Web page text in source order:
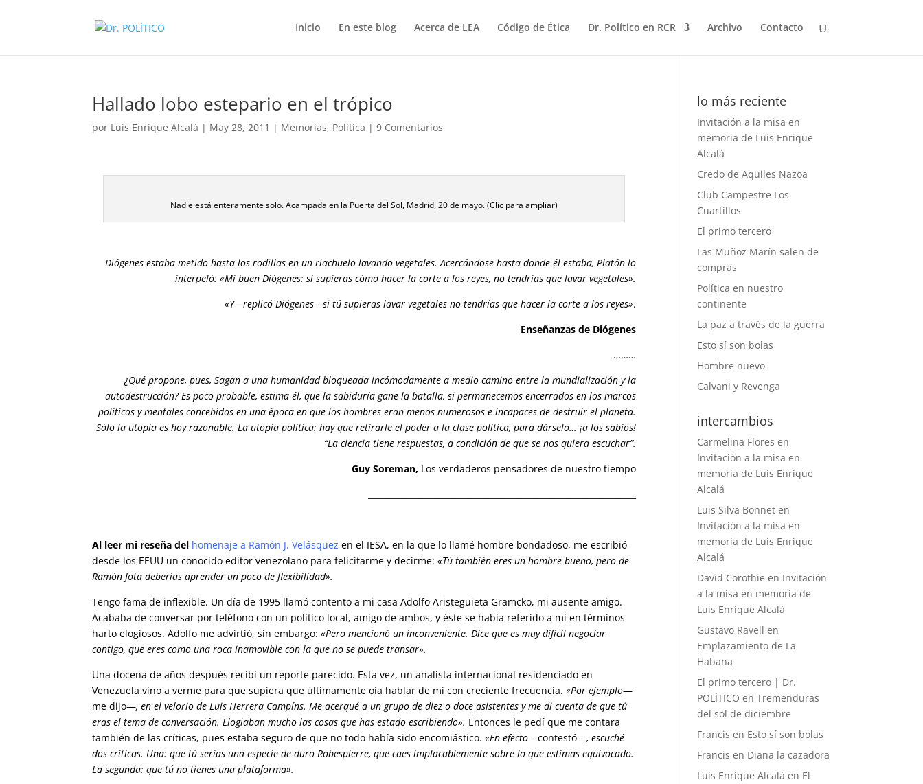
Inicio En este blog Acerca de LEA Código de Ética Dr. Político en RCR Archivo Contacto
Hallado lobo estepario en el trópico
por Luis Enrique Alcalá | May 28, 2011 | Memorias, Política |9 Comentarios
Nadie está enteramente solo. Acampada en la Puerta del Sol, Madrid, 20 de mayo. (Clic para ampliar)
Diógenes estaba metido hasta los rodillas en un riachuelo lavando vegetales. Acercándose hasta donde él estaba, Platón lo
interpeló: «Mi buen Diógenes: si supieras cómo hacer la corte a los reyes, no tendrías que lavar vegetales».
«Y—replicó Diógenes—si tú supieras lavar vegetales no tendrías que hacer la corte a los reyes».
Enseñanzas de Diógenes
………
¿Qué propone, pues, Sagan a una humanidad bloqueada incómodamente a medio camino entre la mundialización y la
autodestrucción? Es poco probable, estima él, que la sabiduría gane la batalla, si permanecemos encerrados en los marcos
políticos y mentales concebidos en una época en que los hombres eran menos numerosos e incapaces de destruir el planeta.
Sólo la utopía es hoy razonable. La utopía política: hay que retirarle el poder a la clase política, para dárselo… ¡a los sabios!
“La ciencia tiene respuestas, a condición de que se nos quiera escuchar”.
Guy Soreman, Los verdaderos pensadores de nuestro tiempo
Al leer mi reseña del homenaje a Ramón J. Velásquez en el IESA, en la que lo llamé hombre bondadoso, me escribió
desde los EEUU un conocido editor venezolano para felicitarme y decirme:«Tú también eres un hombre bueno, pero de
Ramón Jota deberías aprender un poco de flexibilidad».
Tengo fama de inflexible. Un día de 1995 llamó contento a mi casa Adolfo Aristeguieta Gramcko, mi ausente amigo.
Acababa de conversar por teléfono con un político local, amigo de ambos, y éste se había referido a mí en términos
harto elogiosos. Adolfo me advirtió, sin embargo:«Pero mencionó un inconveniente. Dice que es muy difícil negociar
contigo, que eres como una roca inamovible con la que no se puede transar».
Una docena de años después recibí un reporte parecido. Esta vez, un analista internacional residenciado en
Venezuela vino a verme para que supiera que últimamente oía hablar de mí con creciente frecuencia.«Por ejemplo—
me dijo—, en el velorio de Luis Herrera Campíns. Me acerqué a un grupo de diez o doce asistentes y me di cuenta de que tú
eras el tema de conversación. Elogiaban mucho las cosas que has estado escribiendo». Entonces le pedí que me contara
también de las críticas, pues estaba seguro de que no todo había sido encomiástico.«En efecto—contestó—, escuché
dos críticas. Una: que tú serías una especie de duro Robespierre, que caes implacablemente sobre lo que estimas equivocado.
La segunda: que tú no tienes una plataforma».
lo más reciente
Invitación a la misa en
memoria de Luis Enrique
Alcalá
Credo de Aquiles Nazoa
Club Campestre Los
Cuartillos
El primo tercero
Las Muñoz Marín salen de
compras
Política en nuestro
continente
La paz a través de la guerra
Esto sí son bolas
Hombre nuevo
Calvani y Revenga
intercambios
Carmelina Flores en
Invitación a la misa en
memoria de Luis Enrique
Alcalá
Luis Silva Bonnet en
Invitación a la misa en
memoria de Luis Enrique
Alcalá
David Corothie en Invitación
a la misa en memoria de
Luis Enrique Alcalá
Gustavo Ravell en
Emplazamiento de La
Habana
El primo tercero | Dr.
POLÍTICO enTremenduras
del sol de diciembre
Francis en Esto sí son bolas
Francis en Diana la cazadora
Luis Enrique Alcalá en El